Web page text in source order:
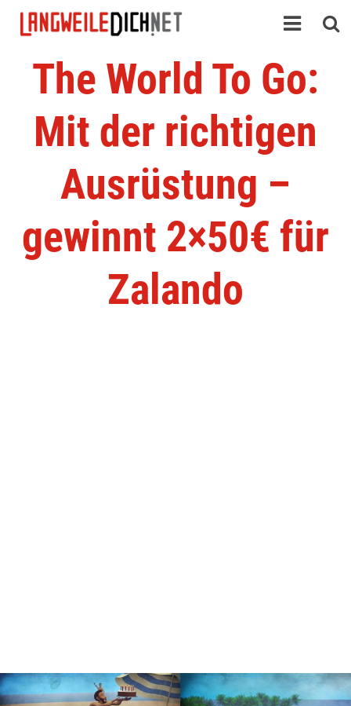
The World To Go:
Mit der richtigen
Ausrüstung –
gewinnt 2×50€ für
Zalando